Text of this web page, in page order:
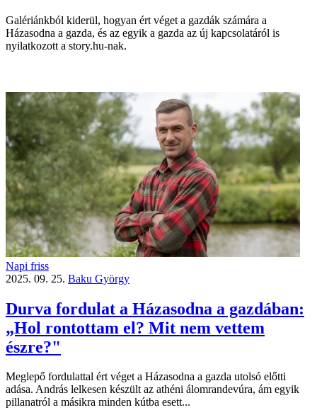
Galériánkból kiderül, hogyan ért véget a gazdák számára a
Házasodna a gazda, és az egyik a gazda az új kapcsolatáról is
nyilatkozott a story.hu-nak.
Napi friss
2025. 09. 25. Baku György
Durva fordulat a Házasodna a gazdában:
„Hol rontottam el? Mit nem vettem
észre?"
Meglepő fordulattal ért véget a Házasodna a gazda utolsó előtti
adása. András lelkesen készült az athéni álomrandevúra, ám egyik
pillanatról a másikra minden kútba esett...